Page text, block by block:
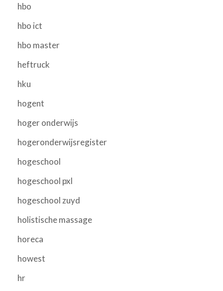
hbo
hbo ict
hbo master
heftruck
hku
hogent
hoger onderwijs
hogeronderwijsregister
hogeschool
hogeschool pxl
hogeschool zuyd
holistische massage
horeca
howest
hr